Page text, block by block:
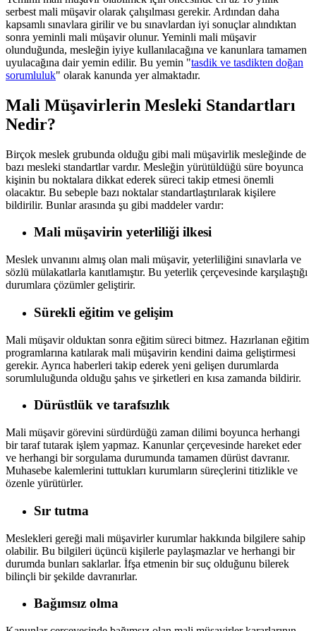
serbest mali müşavir olarak çalışılması gerekir. Ardından daha
kapsamlı sınavlara girilir ve bu sınavlardan iyi sonuçlar alındıktan
sonra yeminli mali müşavir olunur. Yeminli mali müşavir
olunduğunda, mesleğin iyiye kullanılacağına ve kanunlara tamamen
uyulacağına dair yemin edilir. Bu yemin "tasdik ve tasdikten doğan
sorumluluk" olarak kanunda yer almaktadır.
Mali Müşavirlerin Mesleki Standartları
Nedir?
Birçok meslek grubunda olduğu gibi mali müşavirlik mesleğinde de
bazı mesleki standartlar vardır. Mesleğin yürütüldüğü süre boyunca
kişinin bu noktalara dikkat ederek süreci takip etmesi önemli
olacaktır. Bu sebeple bazı noktalar standartlaştırılarak kişilere
bildirilir. Bunlar arasında şu gibi maddeler vardır:
Mali müşavirin yeterliliği ilkesi
Meslek unvanını almış olan mali müşavir, yeterliliğini sınavlarla ve
sözlü mülakatlarla kanıtlamıştır. Bu yeterlik çerçevesinde karşılaştığı
durumlara çözümler geliştirir.
Sürekli eğitim ve gelişim
Mali müşavir olduktan sonra eğitim süreci bitmez. Hazırlanan eğitim
programlarına katılarak mali müşavirin kendini daima geliştirmesi
gerekir. Ayrıca haberleri takip ederek yeni gelişen durumlarda
sorumluluğunda olduğu şahıs ve şirketleri en kısa zamanda bildirir.
Dürüstlük ve tarafsızlık
Mali müşavir görevini sürdürdüğü zaman dilimi boyunca herhangi
bir taraf tutarak işlem yapmaz. Kanunlar çerçevesinde hareket eder
ve herhangi bir sorgulama durumunda tamamen dürüst davranır.
Muhasebe kalemlerini tuttukları kurumların süreçlerini titizlikle ve
özenle yürütürler.
Sır tutma
Meslekleri gereği mali müşavirler kurumlar hakkında bilgilere sahip
olabilir. Bu bilgileri üçüncü kişilerle paylaşmazlar ve herhangi bir
durumda bunları saklarlar. İfşa etmenin bir suç olduğunu bilerek
bilinçli bir şekilde davranırlar.
Bağımsız olma